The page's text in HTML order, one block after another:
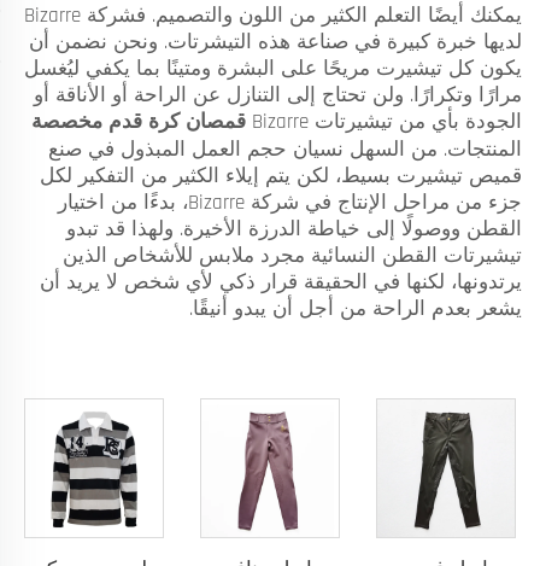
يمكنك أيضًا التعلم الكثير من اللون والتصميم. فشركة Bizarre
لديها خبرة كبيرة في صناعة هذه التيشرتات. ونحن نضمن أن
يكون كل تيشيرت مريحًا على البشرة ومتينًا بما يكفي ليُغسل
مرارًا وتكرارًا. ولن تحتاج إلى التنازل عن الراحة أو الأناقة أو
الجودة بأي من تيشيرتات Bizarre
قمصان كرة قدم مخصصة
المنتجات. من السهل نسيان حجم العمل المبذول في صنع
قميص تيشيرت بسيط، لكن يتم إيلاء الكثير من التفكير لكل
جزء من مراحل الإنتاج في شركة Bizarre، بدءًا من اختيار
القطن ووصولًا إلى خياطة الدرزة الأخيرة. ولهذا قد تبدو
تيشيرتات القطن النسائية مجرد ملابس للأشخاص الذين
يرتدونها، لكنها في الحقيقة قرار ذكي لأي شخص لا يريد أن
يشعر بعدم الراحة من أجل أن يبدو أنيقًا.